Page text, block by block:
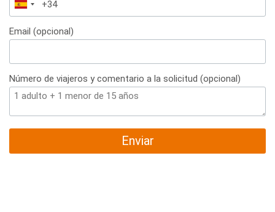
España
+34
Email (opcional)
Número de viajeros y comentario a la solicitud (opcional)
Enviar